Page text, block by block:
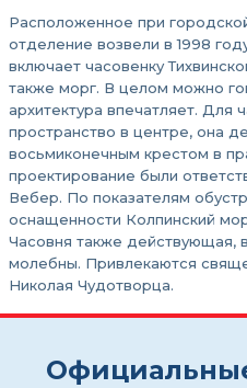
Расположенное при
отделение возвели в 1998
включает часовенку
также морг. В целом можно
архитектура впечатляет. Для
пространство в центре, она
восьмиконечным крестом в
проектирование были
Вебер. По показателям
оснащенности Колпинский
Часовня также действующая,
молебны. Привлекаются
Николая Чудотворца.